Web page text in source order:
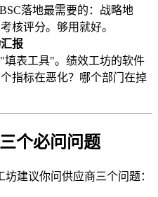
落地最需要的：战略地
核评分。够用就好。
报
填表工具"。绩效工坊的软件
指标在恶化？哪个部门在掉
个必问问题
建议你问供应商三个问题：